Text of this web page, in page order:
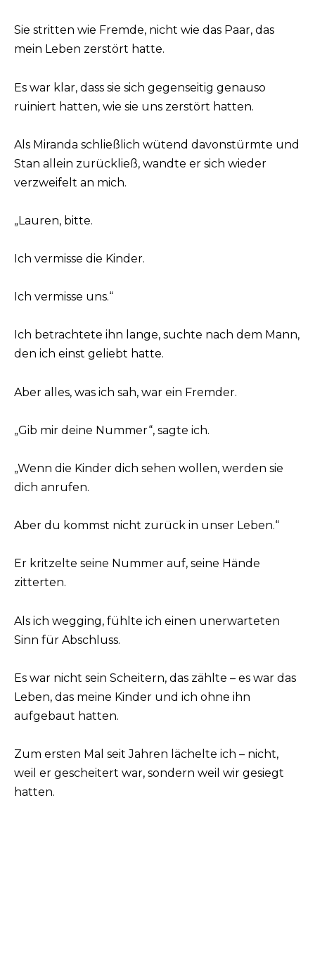
Sie stritten wie Fremde, nicht wie das Paar, das
mein Leben zerstört hatte.
Es war klar, dass sie sich gegenseitig genauso
ruiniert hatten, wie sie uns zerstört hatten.
Als Miranda schließlich wütend davonstürmte und
Stan allein zurückließ, wandte er sich wieder
verzweifelt an mich.
„Lauren, bitte.
Ich vermisse die Kinder.
Ich vermisse uns.“
Ich betrachtete ihn lange, suchte nach dem Mann,
den ich einst geliebt hatte.
Aber alles, was ich sah, war ein Fremder.
„Gib mir deine Nummer“, sagte ich.
„Wenn die Kinder dich sehen wollen, werden sie
dich anrufen.
Aber du kommst nicht zurück in unser Leben.“
Er kritzelte seine Nummer auf, seine Hände
zitterten.
Als ich wegging, fühlte ich einen unerwarteten
Sinn für Abschluss.
Es war nicht sein Scheitern, das zählte – es war das
Leben, das meine Kinder und ich ohne ihn
aufgebaut hatten.
Zum ersten Mal seit Jahren lächelte ich – nicht,
weil er gescheitert war, sondern weil wir gesiegt
hatten.